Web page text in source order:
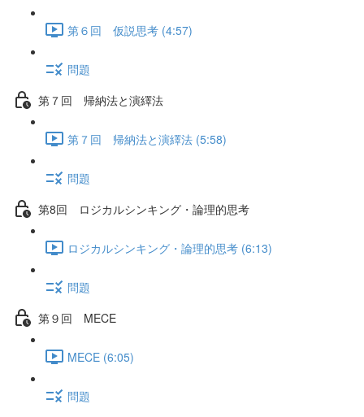
第６回 仮説思考 (4:57)
問題
第７回 帰納法と演繹法
第７回 帰納法と演繹法 (5:58)
問題
第8回 ロジカルシンキング・論理的思考
ロジカルシンキング・論理的思考 (6:13)
問題
第９回 MECE
MECE (6:05)
問題